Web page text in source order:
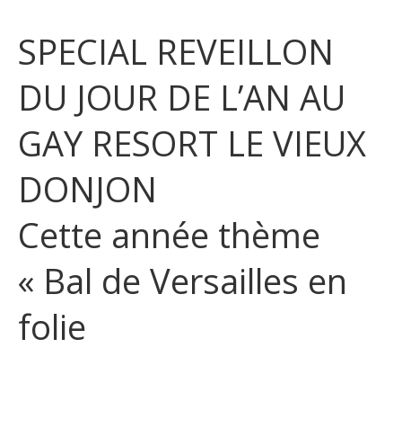
SPECIAL REVEILLON
DU JOUR DE L’AN AU
GAY RESORT LE VIEUX
DONJON
Cette année thème
« Bal de Versailles en
folie